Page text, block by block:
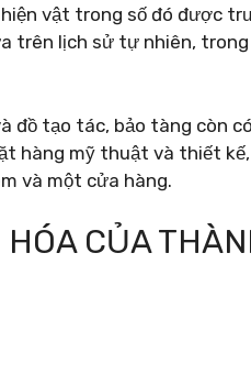
vật trong số đó được
trên lịch sử tự nhiên,
đồ tạo tác, bảo tàng còn
hàng mỹ thuật và thiết
và một cửa hàng.
CỦA